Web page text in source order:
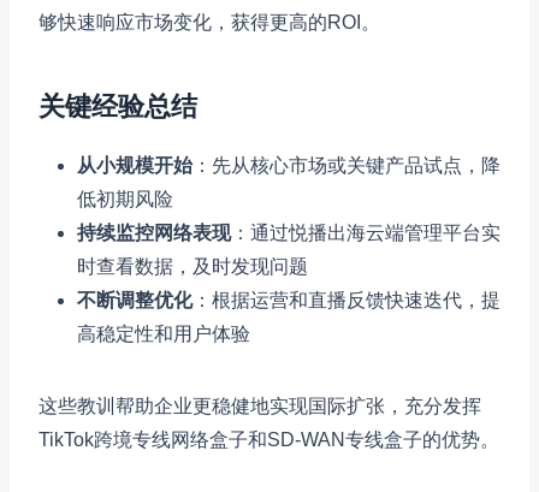
够快速响应市场变化，获得更高的ROI。
关键经验总结
从小规模开始：先从核心市场或关键产品试点，降
低初期风险
持续监控网络表现：通过悦播出海云端管理平台实
时查看数据，及时发现问题
不断调整优化：根据运营和直播反馈快速迭代，提
高稳定性和用户体验
这些教训帮助企业更稳健地实现国际扩张，充分发挥
TikTok跨境专线网络盒子和SD-WAN专线盒子的优势。